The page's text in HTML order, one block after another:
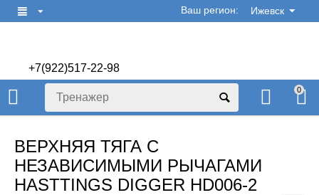
Ижевск
Ваш регион:
+7(922)517-22-98
+7(922)506-70-60
0
ВЕРХНЯЯ ТЯГА С
НЕЗАВИСИМЫМИ РЫЧАГАМИ
HASTTINGS DIGGER HD006-2